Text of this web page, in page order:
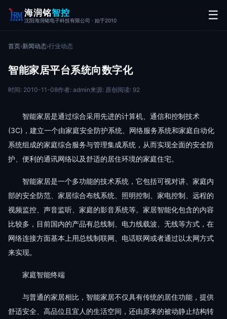
海润铭智控
沈阳海润铭电子科技有限公司 · 始于2010 ☰
首页›新闻动态›行业动态
智能家居平台系统向数字化
时间: 2010-11-08作者: admin来源: 原创阅读: 92
智能家居是通过综合采用先进的计算机、通信和控制技术
(3C)，建立一个由家庭安全防护系统、网络服务系统和家庭自动化
系统组成的家庭综合服务与管理集成系统，从而实现全面的安全防
护、便利的通讯网络以及舒适的居住环境的家庭住宅。
智能家居是一个多功能的技术系统，它包括可视对讲、家庭内
部的安全防范、家居综合布线系统、照明控制、家电控制、远程的
视频监控、声音监听、家庭的影音系统等。家居智能化包含的内容
比较多，目前国内的产品有总线制、电力线载波、无线等方式，在
网络连接方面基本上用总线制联网、电话联网或者通过以太网方式
来实现。
家庭智能终端
与普通的家居相比，智能家居不仅具有传统的居住功能，提供
舒适安全、高品位且宜人的生活空间，还由原来的被动静止结构转